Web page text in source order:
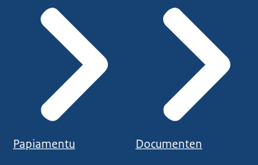
Papiamentu Documenten